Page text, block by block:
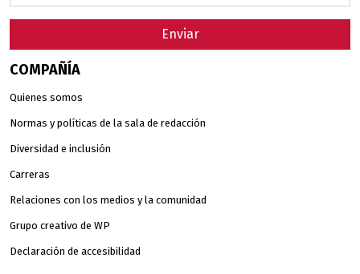
Enviar
COMPAÑÍA
Quienes somos
Normas y políticas de la sala de redacción
Diversidad e inclusión
Carreras
Relaciones con los medios y la comunidad
Grupo creativo de WP
Declaración de accesibilidad